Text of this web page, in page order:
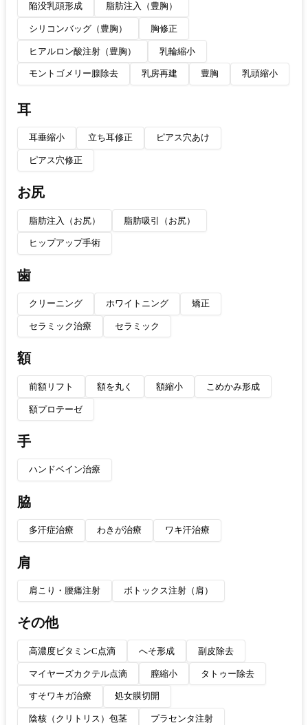
陥没乳頭形成 脂肪注入（豊胸）
シリコンバッグ（豊胸） 胸修正
ヒアルロン酸注射（豊胸） 乳輪縮小
モントゴメリー腺除去 乳房再建 豊胸 乳頭縮小
耳
耳垂縮小 立ち耳修正 ピアス穴あけ
ピアス穴修正
お尻
脂肪注入（お尻） 脂肪吸引（お尻）
ヒップアップ手術
歯
クリーニング ホワイトニング 矯正
セラミック治療 セラミック
額
前額リフト 額を丸く 額縮小 こめかみ形成
額プロテーゼ
手
ハンドベイン治療
脇
多汗症治療 わきが治療 ワキ汗治療
肩
肩こり・腰痛注射 ボトックス注射（肩）
その他
高濃度ビタミンC点滴 へそ形成 副皮除去
マイヤーズカクテル点滴 膣縮小 タトゥー除去
すそワキガ治療 処女膜切開
陰核（クリトリス）包茎 プラセンタ注射